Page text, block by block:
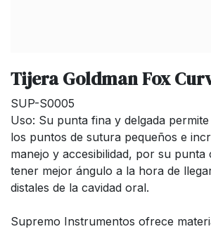
Tijera Goldman Fox
SUP-S0005
Uso: Su punta fina y delgada
los puntos de sutura pequeños e
manejo y accesibilidad, por su punta
tener mejor ángulo a la hora de
distales de la cavidad oral.
Supremo Instrumentos ofrece